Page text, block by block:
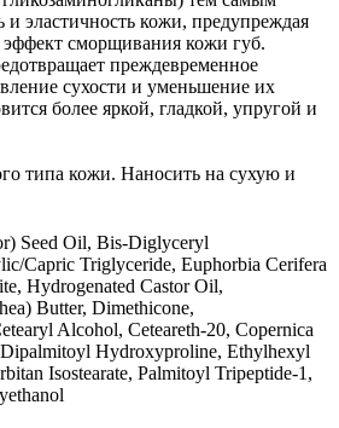
и эластичность кожи, предупреждая
сморщивания кожи губ.
преждевременное
сухости и уменьшение их
более яркой, гладкой, упругой и
типа кожи. Наносить на сухую и
Seed Oil, Bis-Diglyceryl
Capric Triglyceride, Euphorbia Cerifera
Hydrogenated Castor Oil,
Butter, Dimethicone,
Alcohol, Ceteareth-20, Copernica
Hydroxyproline, Ethylhexyl
Isostearate, Palmitoyl Tripeptide-1,